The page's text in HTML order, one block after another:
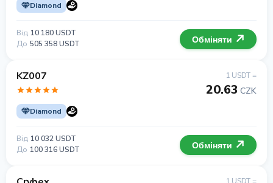
Diamond
Від 10 180 USDT
До 505 358 USDT Обміняти
KZ007
Diamond
1 USDT =
20.63 CZK
Від 10 032 USDT
До 100 316 USDT Обміняти